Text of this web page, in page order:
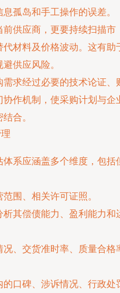
孤岛和手工操作的误差。
供应商，更要持续扫描市
材料及价格波动。这有助
供应风险。
求经过必要的技术论证、
作机制，使采购计划与企
合。
系应涵盖多个维度，包括
围、相关许可证照。
其偿债能力、盈利能力和
、交货准时率、质量合格
口碑、涉诉情况、行政处